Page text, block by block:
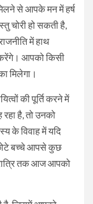
से आपके मन में हर्ष
चोरी हो सकती है,
में हाथ
आपको किसी
मिलेगा।
की पूर्ति करने में
है, तो उनको
के विवाह में यदि
छोटे बच्चे आपसे कुछ
तक आज आपको